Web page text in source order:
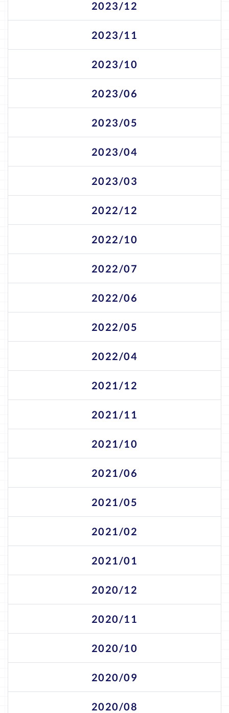
2023/12
2023/11
2023/10
2023/06
2023/05
2023/04
2023/03
2022/12
2022/10
2022/07
2022/06
2022/05
2022/04
2021/12
2021/11
2021/10
2021/06
2021/05
2021/02
2021/01
2020/12
2020/11
2020/10
2020/09
2020/08